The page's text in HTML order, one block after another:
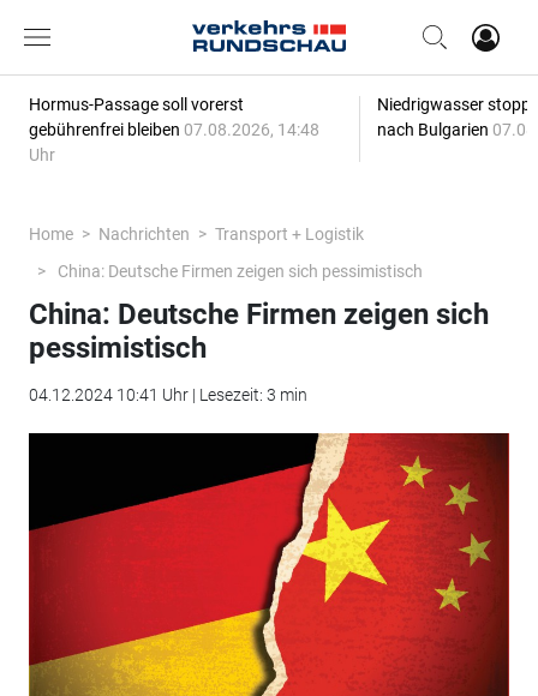
Hormus-Passage soll vorerst
gebührenfrei bleiben 07.08.2026, 14:48
Uhr
Niedrigwasser
nach Bulgarien
Home Nachrichten
Transport + Logistik
China: Deutsche Firmen zeigen sich pessimistisch
China: Deutsche Firmen zeigen sich
pessimistisch
04.12.2024 10:41 Uhr | Lesezeit: 3 min